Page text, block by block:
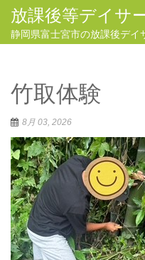
放課後等デイサ
静岡県富士宮市の放課後デイ
竹取体験
8月 03, 2026